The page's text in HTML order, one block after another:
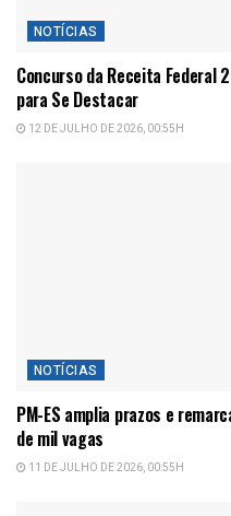
NOTÍCIAS
Concurso da Receita Federal
para Se Destacar
12 DE JULHO DE 2026, 00:55H
NOTÍCIAS
PM-ES amplia prazos e
de mil vagas
11 DE JULHO DE 2026, 00:55H